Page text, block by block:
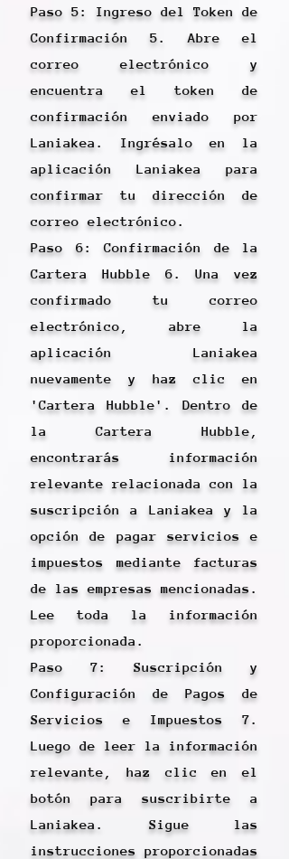
Paso 5: Ingreso del Token de
Confirmación 5. Abre el
correo electrónico y
encuentra el token de
confirmación enviado por
Laniakea. Ingrésalo en la
aplicación Laniakea para
confirmar tu dirección de
correo electrónico.
Paso 6: Confirmación de la
Cartera Hubble 6. Una vez
confirmado tu correo
electrónico, abre la
aplicación Laniakea
nuevamente y haz clic en
'Cartera Hubble'. Dentro de
la Cartera Hubble,
encontrarás información
relevante relacionada con la
suscripción a Laniakea y la
opción de pagar servicios e
impuestos mediante facturas
de las empresas mencionadas.
Lee toda la información
proporcionada.
Paso 7: Suscripción y
Configuración de Pagos de
Servicios e Impuestos 7.
Luego de leer la información
relevante, haz clic en el
botón para suscribirte a
Laniakea. Sigue las
instrucciones proporcionadas